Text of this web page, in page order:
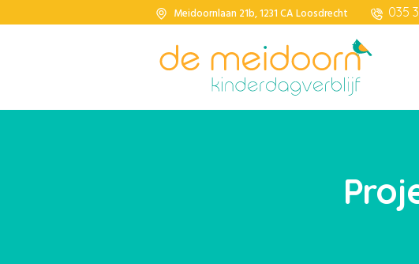
Meidoornlaan 21b, 1231 CA Loosdrecht 035